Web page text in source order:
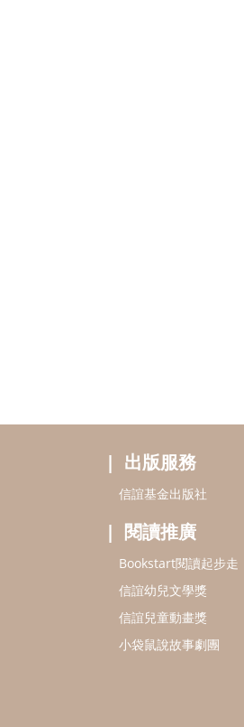
出版服務
信誼基金出版社
閱讀推廣
Bookstart閱讀起步走
信誼幼兒文學獎
信誼兒童動畫獎
小袋鼠說故事劇團